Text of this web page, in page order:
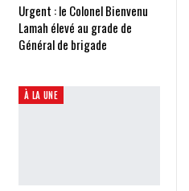
Urgent : le Colonel Bienvenu
Lamah élevé au grade de
Général de brigade
À LA UNE